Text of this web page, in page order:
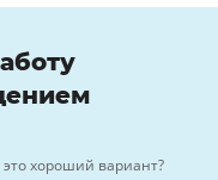
хороший вариант?